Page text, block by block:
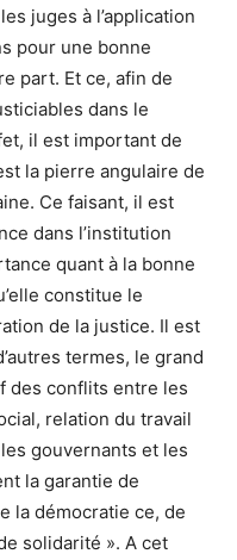
juges à l’application
pour une bonne
part. Et ce, afin de
dans le
il est important de
la pierre angulaire de
Ce faisant, il est
dans l’institution
quant à la bonne
constitue le
de la justice. Il est
termes, le grand
des conflits entre les
relation du travail
gouvernants et les
la garantie de
la démocratie ce, de
solidarité ». A cet